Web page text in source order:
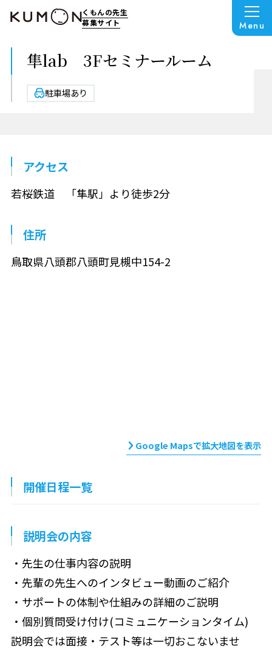
くもんの先生
募集サイト
Menu
隼lab 3Fセミナールーム
駐車場あり
アクセス
若桜鉄道 「隼駅」より徒歩2分
住所
鳥取県八頭郡八頭町見槻中154-2
Google Mapsで拡大地図を表示
開催日程一覧
説明会の内容
・先生の仕事内容の説明
・先輩の先生へのインタビュー動画のご紹介
・サポートの体制や仕組みの詳細のご説明
・個別質問受け付け(コミュニケーションタイム)
説明会では面接・テスト等は一切おこないませ